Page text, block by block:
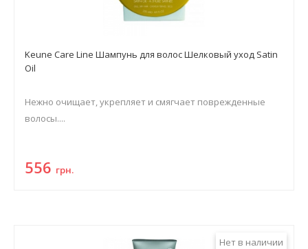
Keune Care Line Шампунь для волос Шелковый уход Satin
Oil
Нежно очищает, укрепляет и смягчает поврежденные
волосы....
556 грн.
Нет в наличии